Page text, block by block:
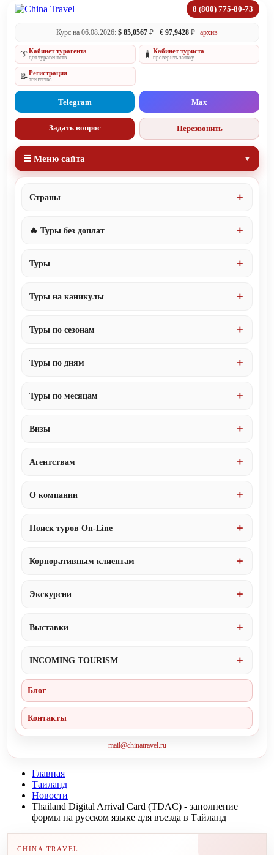
8 (800) 775-80-73
Курс на 06.08.2026: $ 85,0567 ₽ · € 97,9428 ₽ архив
👔Кабинет турагента
для турагентств 🧳 Кабинет туриста
проверить заявку
📝Регистрация
агентство
Telegram Max
Задать вопрос Перезвонить
☰ Меню сайта
Страны
🔥 Туры без доплат
Туры
Туры на каникулы
Туры по сезонам
Туры по дням
Туры по месяцам
Визы
Агентствам
О компании
Поиск туров On-Line
Корпоративным клиентам
Экскурсии
Выставки
INCOMING TOURISM
Блог
Контакты
mail@chinatravel.ru
Главная
Таиланд
Новости
Thailand Digital Arrival Card (TDAC) - заполнение
формы на русском языке для въезда в Тайланд
CHINA TRAVEL